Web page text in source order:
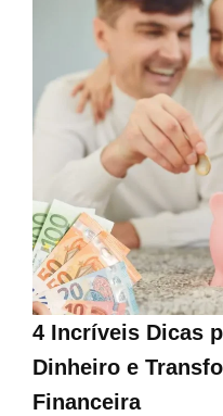
4 Incríveis Dicas
Dinheiro e
Financeira